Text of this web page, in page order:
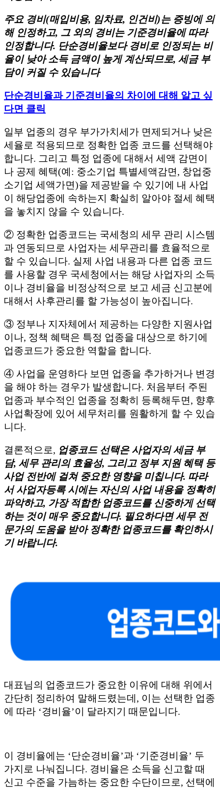
주요 경비(매입비용, 임차료, 인건비)는 증빙에 의
해 인정하고, 그 외의 경비는 기준경비율에 따라
인정합니다. 단순경비율보다 경비로 인정되는 비
율이 낮아 소득 금액이 높게 계산되므로, 세금 부
담이 커질 수 있습니다
단순경비율과 기준경비율의 차이에 대해 알고 싶
다면 클릭
일부 업종의 경우 부가가치세가 면제되거나 낮은
세율로 적용되므로 정확한 업종 코드를 선택해야
합니다. 그리고 특정 업종에 대해서 세액 감면이
나 공제 혜택(예: 중소기업 특별세액감면, 창업중
소기업 세액가면)을 제공받을 수 있기에 내 사업
이 해당업종에 속하는지 확실히 알아야 절세 혜택
을 놓치지 않을 수 있습니다.
② 정확한 업종코드는 국세청의 세무 관리 시스템
과 연동되므로 사업자는 세무관리를 효율적으로
할 수 있습니다. 실제 사업 내용과 다른 업종 코드
를 사용할 경우 국세청에서는 해당 사업자의 소득
이나 경비율을 비정상적으로 보고 세금 신고분에
대해서 사후관리를 할 가능성이 높아집니다.
③ 정부나 지자체에서 제공하는 다양한 지원사업
이나, 정책 혜택은 특정 업종을 대상으로 하기에
업종코드가 중요한 역할을 합니다.
④ 사업을 운영하다 보면 업종을 추가하거나 변경
을 해야 하는 경우가 발생합니다. 처음부터 주된
업종과 부수적인 업종을 정확히 등록해두면, 향후
사업확장에 있어 세무처리를 원활하게 할 수 있습
니다.
결론적으로, 업종코드 선택은 사업자의 세금 부
담, 세무 관리의 효율성, 그리고 정부 지원 혜택 등
사업 전반에 걸쳐 중요한 영향을 미칩니다. 따라
서 사업자등록 시에는 자신의 사업 내용을 정확히
파악하고, 가장 적합한 업종코드를 신중하게 선택
하는 것이 매우 중요합니다. 필요하다면 세무 전
문가의 도움을 받아 정확한 업종코드를 확인하시
기 바랍니다.
대표님의 업종코드가 중요한 이유에 대해 위에서
간단히 정리하여 말해드렸는데, 이는 선택한 업종
에 따라 ‘경비율’이 달라지기 때문입니다.
이 경비율에는 ‘단순경비율’과 ‘기준경비율’ 두
가지로 나눠집니다. 경비율은 소득을 신고할 때
신고 수준을 가늠하는 중요한 수단이므로, 선택에